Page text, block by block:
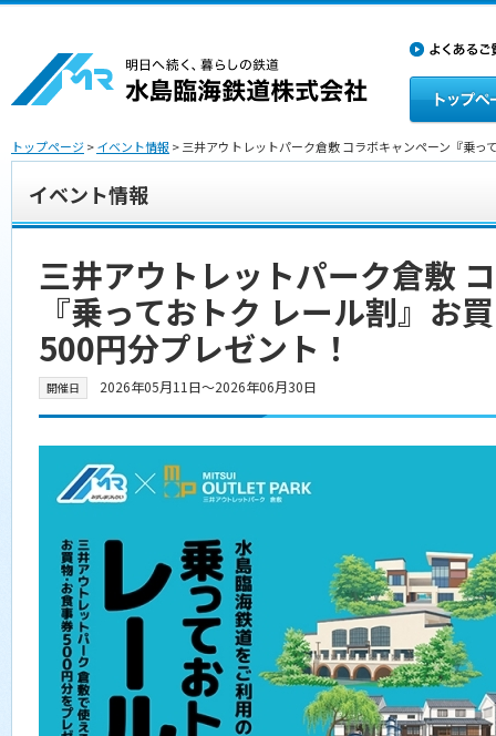
トップページ>イベント情報> 三井アウトレットパーク倉敷 コラボキャンペーン『乗
イベント情報
三井アウトレットパーク倉敷
『乗っておトク レール割』お
500円分プレゼント！
開催日 2026年05月11日〜2026年06月30日